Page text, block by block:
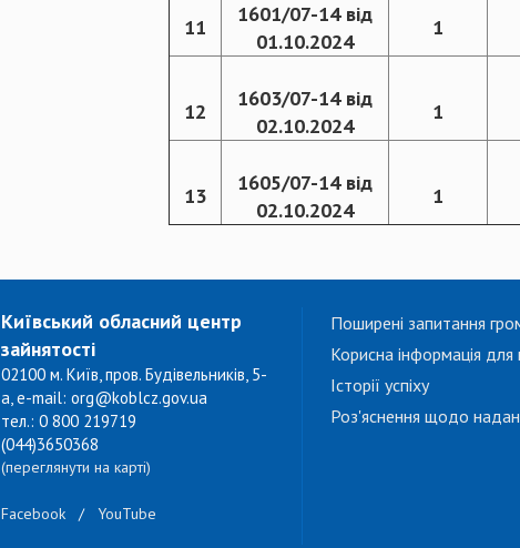
11
1601/07-14 від
01.10.2024
1
12
1603/07-14 від
02.10.2024
1
13
1605/07-14 від
02.10.2024
1
Київський обласний центр
зайнятості
02100 м. Київ, пров. Будівельників, 5-
а, e-mail: org@koblcz.gov.ua
тел.: 0 800 219719
(044)3650368
(переглянути на карті)
Facebook / YouTube
Поширені запитання
Корисна інформація для
Історії успіху
Роз'яснення щодо